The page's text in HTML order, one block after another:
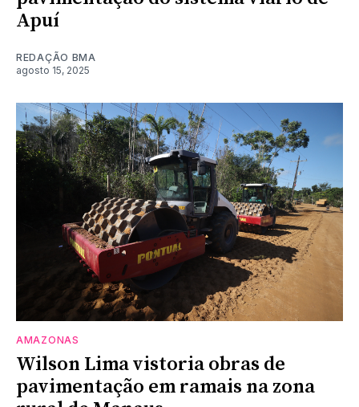
Apuí
REDAÇÃO BMA
agosto 15, 2025
AMAZONAS
Wilson Lima vistoria obras de
pavimentação em ramais na zona